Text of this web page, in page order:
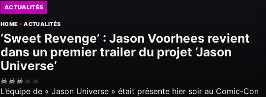
ACTUALITÉS
HOME »ACTUALITÉS
‘Sweet Revenge’ : Jason Voorhees revient
dans un premier trailer du projet ‘Jason
Universe’
☠☠☠☠ ☠
L’équipe de « Jason Universe » était présente hier soir au Comic-Con